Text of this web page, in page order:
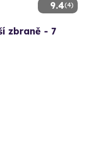
9.4(4)
zbraně - 7